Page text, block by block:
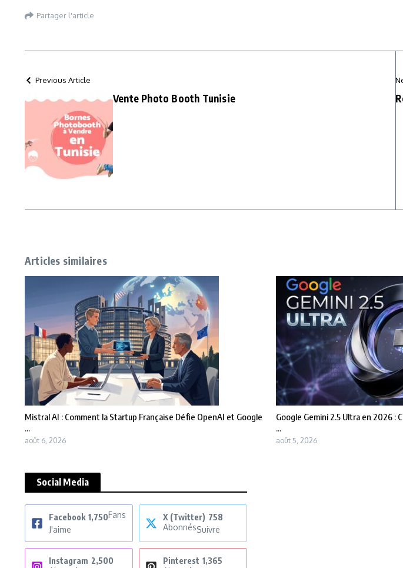
Partager l'article
Previous Article
Vente Photo Booth Tunisie
Articles similaires
Mistral AI : Comment la Startup Française Défie OpenAI et Google
...
août 6, 2026
Google Gemini 2.5 Ultra en 2026 :
...
août 5, 2026
Social Media
Facebook 1,750Fans
J'aime
X (Twitter) 758
AbonnésSuivre
Instagram 2,500
Pinterest 1,365